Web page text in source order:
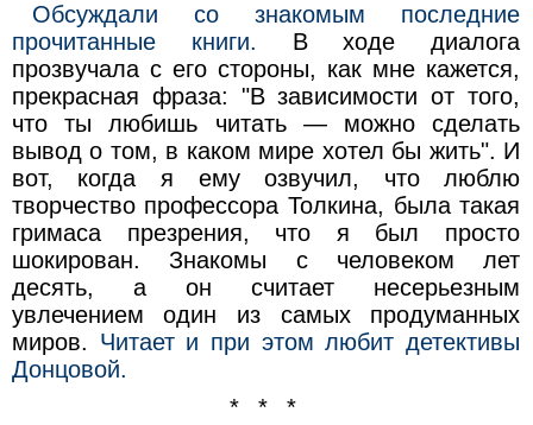
Обсуждали со знакомым последние
прочитанные книги. В ходе диалога
прозвучала с его стороны, как мне кажется,
прекрасная фраза: "В зависимости от того,
что ты любишь читать — можно сделать
вывод о том, в каком мире хотел бы жить". И
вот, когда я ему озвучил, что люблю
творчество профессора Толкина, была такая
гримаса презрения, что я был просто
шокирован. Знакомы с человеком лет
десять, а он считает несерьезным
увлечением один из самых продуманных
миров. Читает и при этом любит детективы
Донцовой.
* * *